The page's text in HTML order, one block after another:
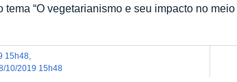
tema “O vegetarianismo e seu impacto no
15h48
10/2019 15h48